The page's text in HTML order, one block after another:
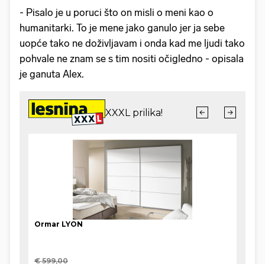
- Pisalo je u poruci što on misli o meni kao o
humanitarki. To je mene jako ganulo jer ja sebe
uopće tako ne doživljavam i onda kad me ljudi tako
pohvale ne znam se s tim nositi očigledno - opisala
je ganuta Alex.